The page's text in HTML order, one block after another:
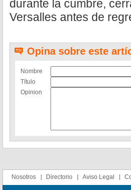
durante la cumbre,
Versalles antes de
Opina sobre este
Nombre
Título
Opinion
Nosotros Directorio Aviso Legal